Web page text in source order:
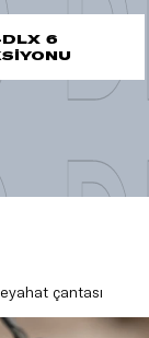
6
çantası